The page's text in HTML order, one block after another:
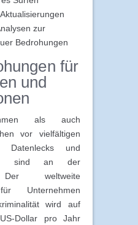
zur
Bedrohungen
für
und
als auch
vor vielfältigen
Datenlecks und
sind an der
Der weltweite
Unternehmen
wird auf
Dollar pro Jahr